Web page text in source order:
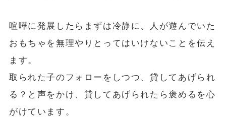
喧嘩に発展したらまずは冷静に、人が遊んでいた
おもちゃを無理やりとってはいけないことを伝え
ます。
取られた子のフォローをしつつ、貸してあげられ
る？と声をかけ、貸してあげられたら褒めるを心
がけています。